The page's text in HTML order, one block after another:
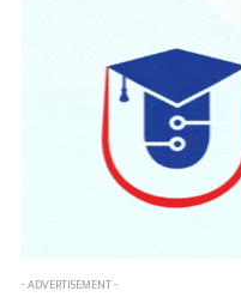
- ADVERTISEMENT -